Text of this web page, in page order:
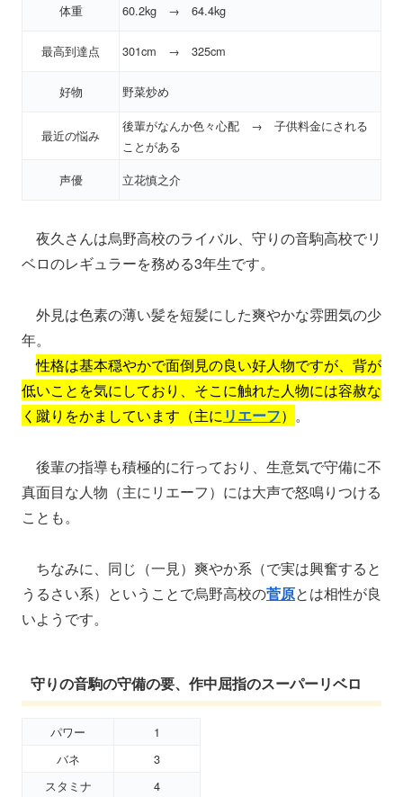
体重 60.2kg → 64.4kg
最高到達点 301cm → 325cm
好物 野菜炒め
最近の悩み
後輩がなんか色々心配 → 子供料金にされる
ことがある
声優
立花慎之介
夜久さんは烏野高校のライバル、守りの音駒高校でリ
ベロのレギュラーを務める3年生です。
外見は色素の薄い髪を短髪にした爽やかな雰囲気の少
年。
性格は基本穏やかで面倒見の良い好人物ですが、背が
低いことを気にしており、そこに触れた人物には容赦な
く蹴りをかましています（主にリエーフ） 。
後輩の指導も積極的に行っており、生意気で守備に不
真面目な人物（主にリエーフ）には大声で怒鳴りつける
ことも。
ちなみに、同じ（一見）爽やか系（で実は興奮すると
うるさい系）ということで烏野高校の菅原とは相性が良
いようです。
守りの音駒の守備の要、作中屈指のスーパーリベロ
パワー
1
バネ
3
スタミナ
4